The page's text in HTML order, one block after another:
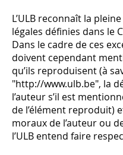
L’ULB reconnaît la
légales définies dans le
Dans le cadre de ces
doivent cependant
qu’ils reproduisent (à
"http://www.ulb.be", la
l’auteur s’il est
de l’élément reproduit)
moraux de l’auteur ou
l’ULB entend faire